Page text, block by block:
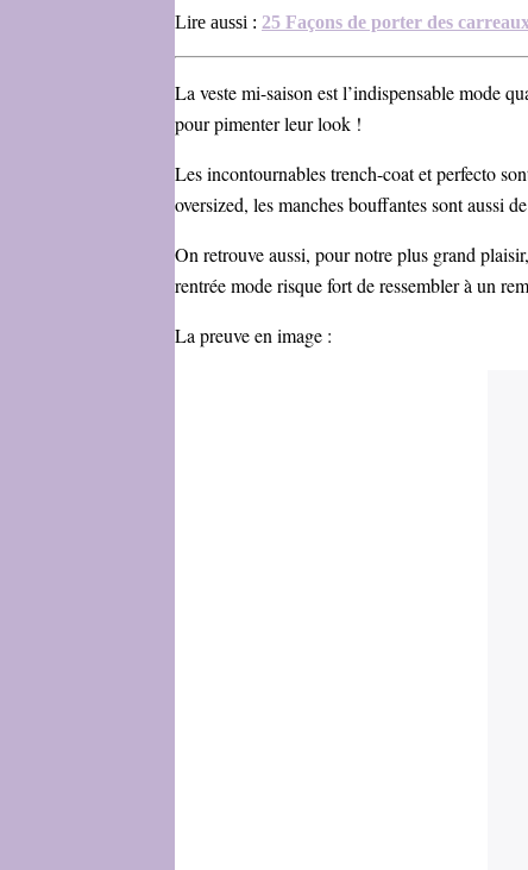
Lire aussi : 25 Façons de porter des
La veste mi-saison est l’indispensable mode
pour pimenter leur look !
Les incontournables trench-coat et perfecto
oversized, les manches bouffantes sont aussi
On retrouve aussi, pour notre plus grand
rentrée mode risque fort de ressembler à un
La preuve en image :